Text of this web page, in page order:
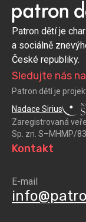
Patron dětí je
a sociálně
České republiky.
Sledujte nás na
Patron dětí je
Nadace Sirius
Zaregistrovaná
Sp. zn. S–MHMP/
Kontakt
E-mail